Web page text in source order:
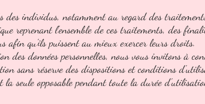
des individus, notamment au regard des
reprenant l'ensemble de ces traitements, des
afin qu'ils puissent au mieux exercer leurs droits.
des données personnelles, nous vous invitons à
sans réserve des dispositions et conditions
seule opposable pendant toute la durée